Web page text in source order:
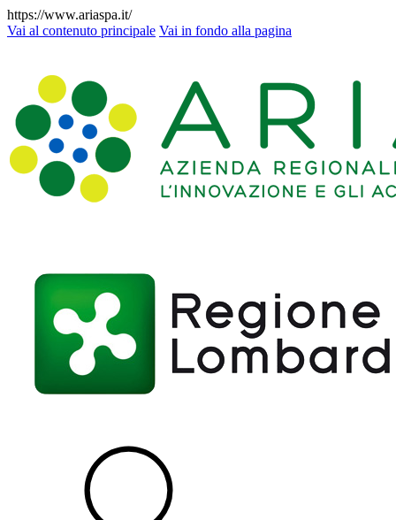
https://www.ariaspa.it/
Vai al contenuto principale Vai in fondo alla pagina